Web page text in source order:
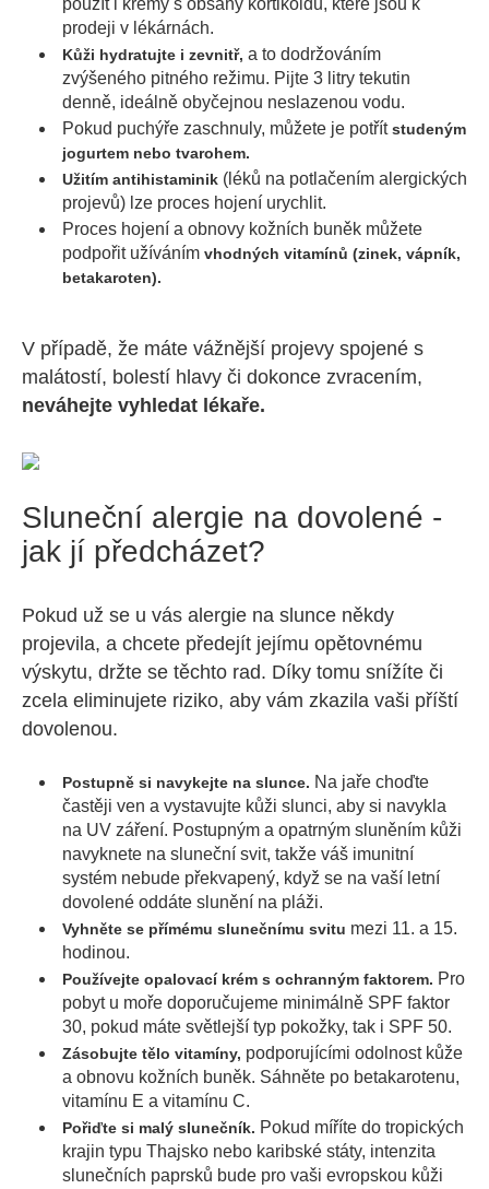
použít i krémy s obsahy kortikoidů, které jsou k
prodeji v lékárnách.
Kůži hydratujte i zevnitř, a to dodržováním
zvýšeného pitného režimu. Pijte 3 litry tekutin
denně, ideálně obyčejnou neslazenou vodu.
Pokud puchýře zaschnuly, můžete je potřítstudeným
jogurtem nebo tvarohem.
Užitím antihistaminik (léků na potlačením alergických
projevů) lze proces hojení urychlit.
Proces hojení a obnovy kožních buněk můžete
podpořit užíváním vhodných vitamínů (zinek, vápník,
betakaroten).
V případě, že máte vážnější projevy spojené s
malátostí, bolestí hlavy či dokonce zvracením,
neváhejte vyhledat lékaře.
Sluneční alergie na dovolené -
jak jí předcházet?
Pokud už se u vás alergie na slunce někdy
projevila, a chcete předejít jejímu opětovnému
výskytu, držte se těchto rad. Díky tomu snížíte či
zcela eliminujete riziko, aby vám zkazila vaši příští
dovolenou.
Postupně si navykejte na slunce. Na jaře choďte
častěji ven a vystavujte kůži slunci, aby si navykla
na UV záření. Postupným a opatrným sluněním kůži
navyknete na sluneční svit, takže váš imunitní
systém nebude překvapený, když se na vaší letní
dovolené oddáte slunění na pláži.
Vyhněte se přímému slunečnímu svitu mezi 11. a 15.
hodinou.
Používejte opalovací krém s ochranným faktorem. Pro
pobyt u moře doporučujeme minimálně SPF faktor
30, pokud máte světlejší typ pokožky, tak i SPF 50.
Zásobujte tělo vitamíny, podporujícími odolnost kůže
a obnovu kožních buněk. Sáhněte po betakarotenu,
vitamínu E a vitamínu C.
Pořiďte si malý slunečník. Pokud míříte do tropických
krajin typu Thajsko nebo karibské státy, intenzita
slunečních paprsků bude pro vaši evropskou kůži